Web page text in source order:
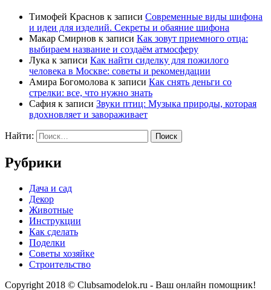
Тимофей Краснов к записи Современные виды шифона
и идеи для изделий. Секреты и обаяние шифона
Макар Смирнов к записи Как зовут приемного отца:
выбираем название и создаём атмосферу
Лука к записи Как найти сиделку для пожилого
человека в Москве: советы и рекомендации
Амира Богомолова к записи Как снять деньги со
стрелки: все, что нужно знать
Сафия к записи Звуки птиц: Музыка природы, которая
вдохновляет и завораживает
Найти:
Рубрики
Дача и сад
Декор
Животные
Инструкции
Как сделать
Поделки
Советы хозяйке
Строительство
Copyright 2018 © Clubsamodelok.ru - Ваш онлайн помощник!